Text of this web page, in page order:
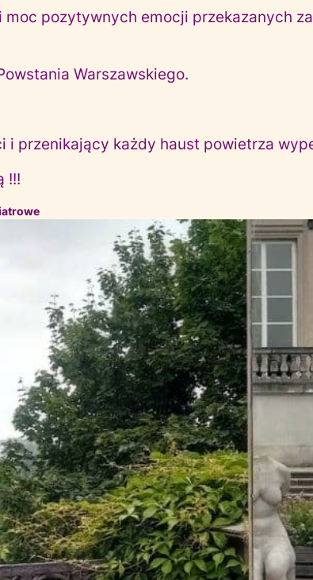
moc pozytywnych emocji przekazanych
Warszawskiego.
przenikający każdy haust powietrza
!!!